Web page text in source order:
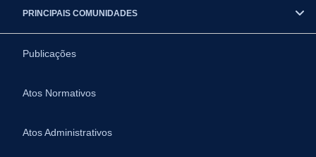
PRINCIPAIS COMUNIDADES
Publicações
Atos Normativos
Atos Administrativos